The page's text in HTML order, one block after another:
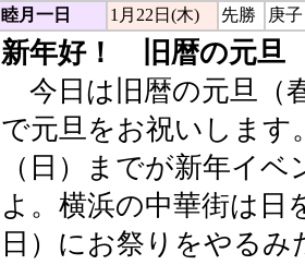
睦月一日
1月22日(木) 先勝 庚子
新年好！ 旧暦の元旦
今日は旧暦の元旦（
で元旦をお祝いします
（日）までが新年イ
よ。横浜の中華街は日
日）にお祭りをやる